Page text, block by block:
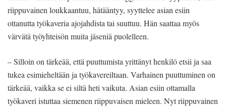
riippuvainen loukkaantuu, hätääntyy, syyttelee asian esiin
ottanutta työkaveria ajojahdista tai suuttuu. Hän saattaa myös
värvätä työyhteisön muita jäseniä puolelleen.
– Silloin on tärkeää, että puuttumista yrittänyt henkilö etsii ja saa
tukea esimieheltään ja työkavereiltaan. Varhainen puuttuminen on
tärkeää, vaikka se ei siltä heti vaikuta. Asian esiin ottamalla
työkaveri istuttaa siemenen riippuvaisen mieleen. Nyt riippuvainen